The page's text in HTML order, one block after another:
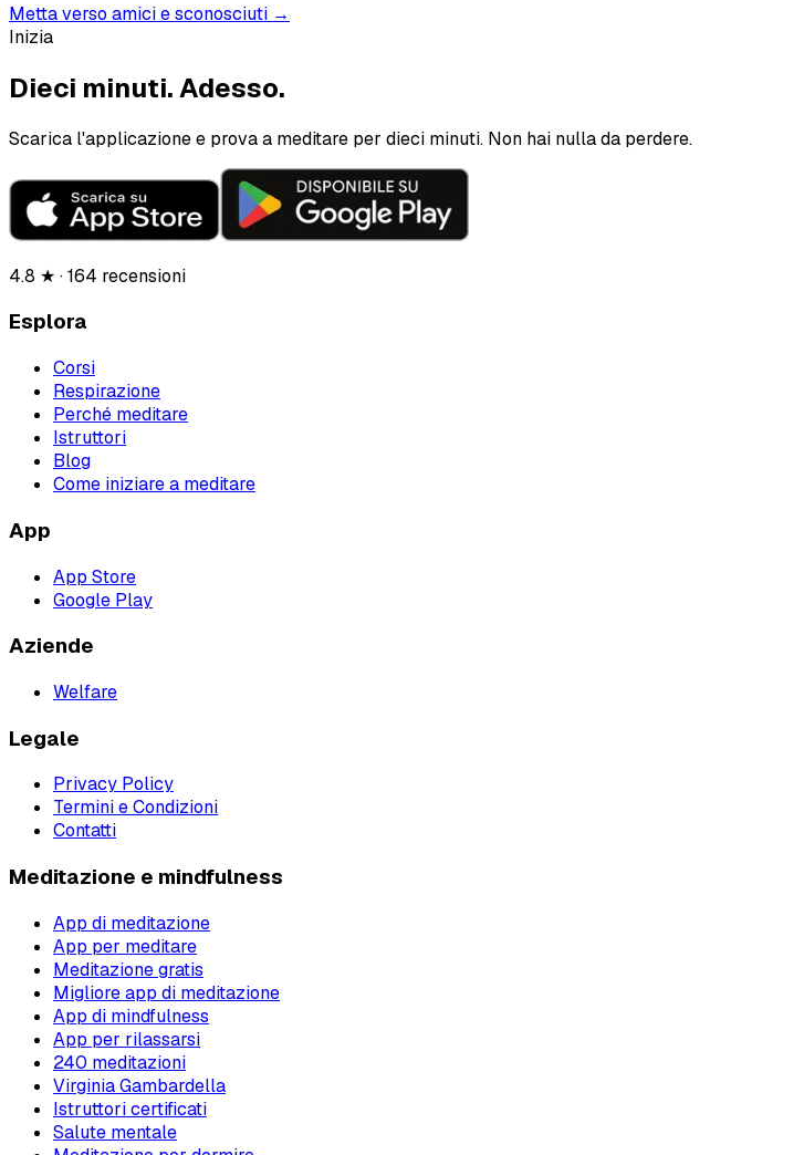
Metta verso amici e sconosciuti →
Inizia
Dieci minuti.Adesso.
Scarica l'applicazione e prova a meditare per dieci minuti. Non hai nulla da perdere.
4.8 ★ · 164 recensioni
Esplora
Corsi
Respirazione
Perché meditare
Istruttori
Blog
Come iniziare a meditare
App
App Store
Google Play
Aziende
Welfare
Legale
Privacy Policy
Termini e Condizioni
Contatti
Meditazione e mindfulness
App di meditazione
App per meditare
Meditazione gratis
Migliore app di meditazione
App di mindfulness
App per rilassarsi
240 meditazioni
Virginia Gambardella
Istruttori certificati
Salute mentale